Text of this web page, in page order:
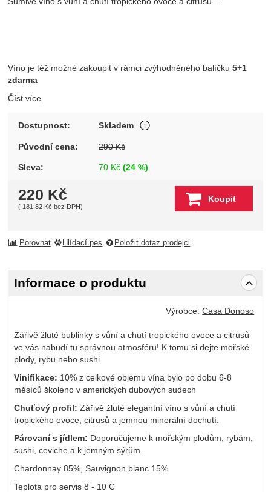
Víno je též možné zakoupit v rámci zvýhodněného balíčku5+1
zdarma
Číst více
Dostupnost: Skladem
Původní cena: 290Kč
Sleva: 70 Kč (24 %)
220 Kč
( 181,82 Kč bez DPH)
Koupit
Porovnat Hlídací pes Položit dotaz prodejci
Informace o produktu
Výrobce:Casa Donoso
Zářivě žluté bublinky s vůní a chutí tropického ovoce a citrusů
ve vás nabudí tu správnou atmosféru! K tomu si dejte mořské
plody, rybu nebo sushi
Vinifikace: 10% z celkové objemu vína bylo po dobu 6-8
měsíců školeno v amerických dubových sudech
Chuťový profil: Zářivě žluté elegantní víno s vůní a chutí
tropického ovoce, citrusů a jemnou minerální dochutí.
Párovaní s jídlem: Doporučujeme k mořským plodům, rybám,
sushi, ceviche a k jemným sýrům.
Chardonnay 85%, Sauvignon blanc 15%
Teplota pro servis 8 - 10 C